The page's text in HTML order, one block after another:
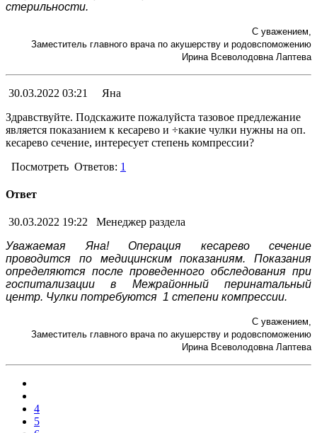
стерильности.
С уважением,
Заместитель главного врача по акушерству и родовспоможению
Ирина Всеволодовна Лаптева
30.03.2022 03:21
Яна
Здравствуйте. Подскажите пожалуйста тазовое предлежание
является показанием к кесарево и ÷какие чулки нужны на оп.
кесарево сечение, интересует степень компрессии?
Посмотреть Ответов: 1
Ответ
30.03.2022 19:22
Менеджер раздела
Уважаемая Яна! Операция кесарево сечение
проводится по медицинским показаниям. Показания
определяются после проведенного обследования при
госпитализации в Межрайонный перинатальный
центр. Чулки потребуются 1 степени компрессии.
С уважением,
Заместитель главного врача по акушерству и родовспоможению
Ирина Всеволодовна Лаптева
4
5